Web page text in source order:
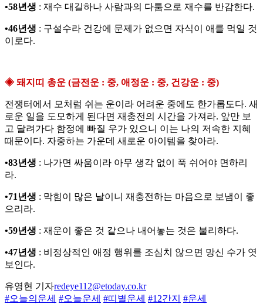
•58년생 : 재수 대길하나 사람과의 다툼으로 재수를 반감한다.
•46년생 : 구설수라 건강에 문제가 없으면 자식이 애를 먹일 것
이로다.
◈ 돼지띠 총운 (금전운 : 중, 애정운 : 중, 건강운 : 중)
전쟁터에서 모처럼 쉬는 운이라 어려운 중에도 한가롭도다. 새
로운 일을 도모하게 된다면 재충전의 시간을 가져라. 앞만 보
고 달려가다 함정에 빠질 우가 있으니 이는 나의 저속한 지혜
때문이다. 자중하는 가운데 새로운 아이템을 찾아라.
•83년생 : 나가면 싸움이라 아무 생각 없이 푹 쉬어야 면하리
라.
•71년생 : 막힘이 많은 날이니 재충전하는 마음으로 보냄이 좋
으리라.
•59년생 : 재운이 좋은 것 같으나 내어놓는 것은 불리하다.
•47년생 : 비정상적인 애정 행위를 조심치 않으면 망신 수가 엿
보인다.
유영현 기자redeye112@etoday.co.kr
#오늘의운세 #오늘운세 #띠별운세 #12간지 #운세